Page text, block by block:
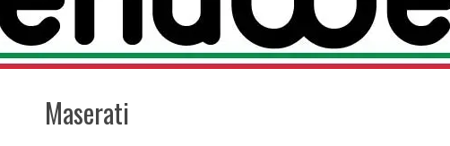
Maserati